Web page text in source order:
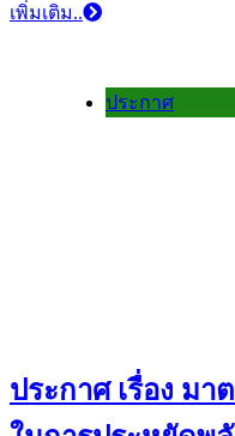
เพิ่มเติม..
ประกาศ
ประกาศ เรื่อง ม